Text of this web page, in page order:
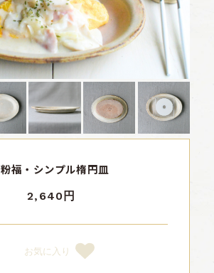
粉福・シンプル楕円皿
2,640円
お気に入り